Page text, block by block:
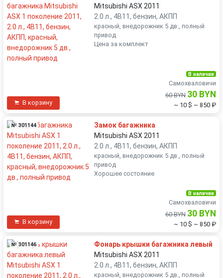
Mitsubishi ASX 2011
2.0 л., 4B11, бензин, АКПП
красный, внедорожник 5 дв., полный
привод
Цена за комплект
В корзину
В наличии
Самохваловичи
60 BYN 30 BYN
~ 10 $ ~ 850 ₽
№ 301144
Замок багажника
Mitsubishi ASX 2011
2.0 л., 4B11, бензин, АКПП
красный, внедорожник 5 дв., полный
привод
Хорошее состояние
В корзину
В наличии
Самохваловичи
60 BYN 30 BYN
~ 10 $ ~ 850 ₽
№ 301146
Фонарь крышки багажника левый
Mitsubishi ASX 2011
2.0 л., 4B11, бензин, АКПП
красный, внедорожник 5 дв., полный